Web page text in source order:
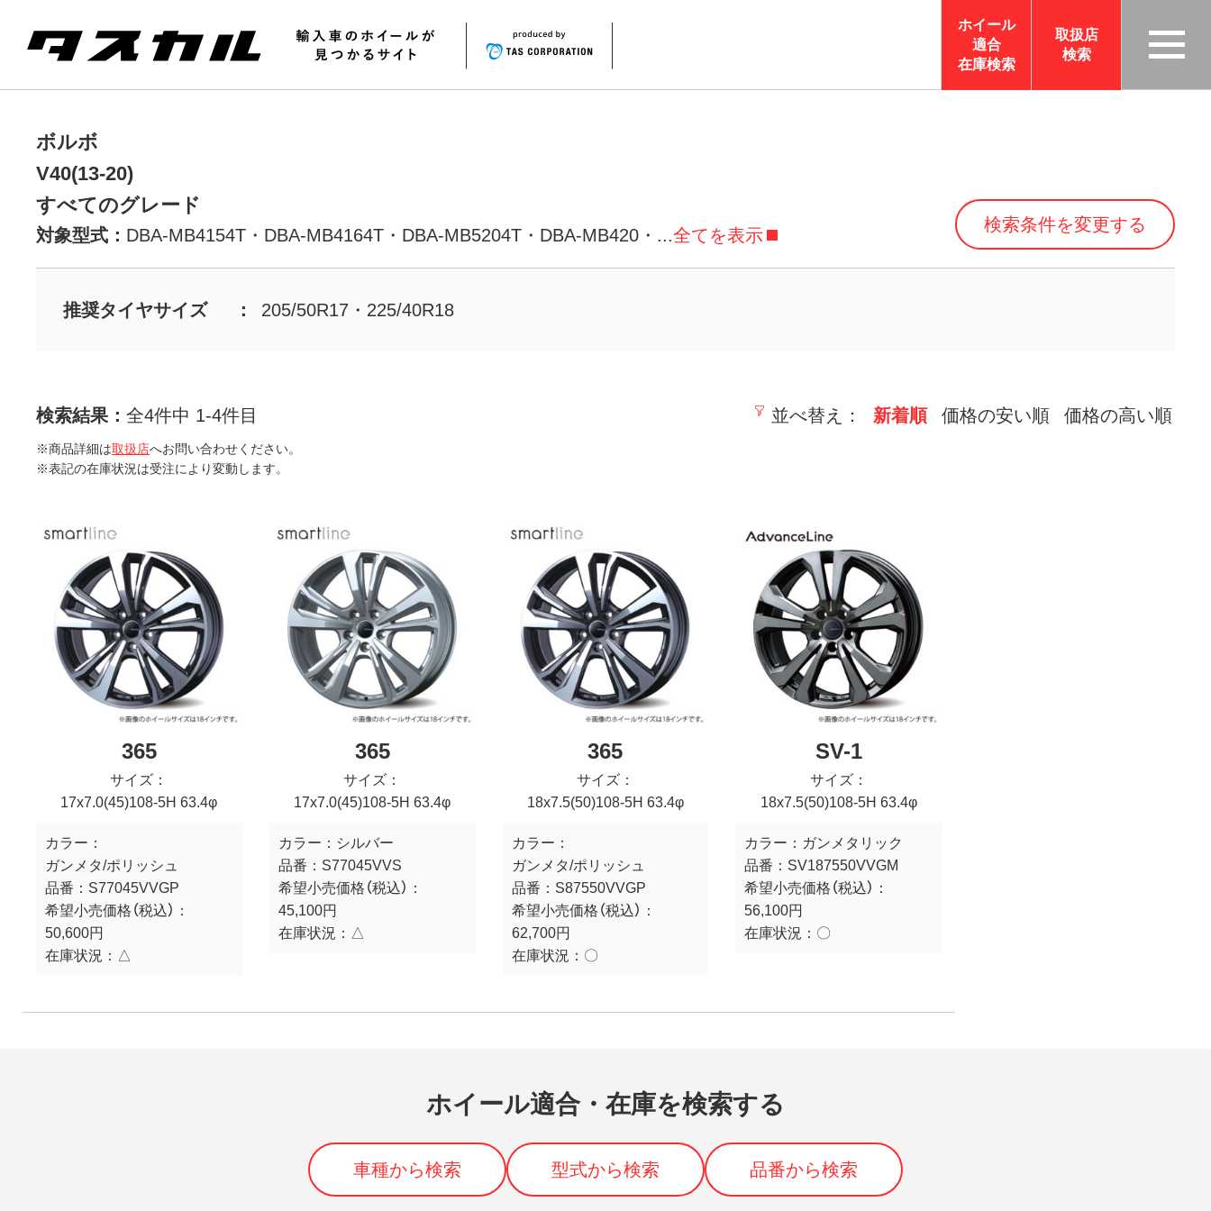
ホイール
適合
在庫検索
取扱店
検索
ボルボ
V40(13-20)
すべてのグレード
対象型式： DBA-MB4154T・ DBA-MB4164T・ DBA-MB5204T・ DBA-MB420・ ...全てを表示
検索条件を変更する
推奨タイヤサイズ 205/50R17・225/40R18
検索結果： 全4件中 1-4件目
※商品詳細は取扱店へお問い合わせください。
※表記の在庫状況は受注により変動します。
並べ替え： 新着順 価格の安い順 価格の高い順
365
サイズ：
17x7.0(45)108-5H 63.4φ
カラー：
ガンメタ/ポリッシュ
品番： S77045VVGP
希望小売価格（税込）：
50,600円
在庫状況： △
365
サイズ：
17x7.0(45)108-5H 63.4φ
カラー： シルバー
品番： S77045VVS
希望小売価格（税込）：
45,100円
在庫状況： △
365
サイズ：
18x7.5(50)108-5H 63.4φ
カラー：
ガンメタ/ポリッシュ
品番： S87550VVGP
希望小売価格（税込）：
62,700円
在庫状況： 〇
SV-1
サイズ：
18x7.5(50)108-5H 63.4φ
カラー： ガンメタリック
品番： SV187550VVGM
希望小売価格（税込）：
56,100円
在庫状況： 〇
ホイール適合・在庫を検索する
車種から検索 型式から検索 品番から検索
TAS
CO
ON
サイ